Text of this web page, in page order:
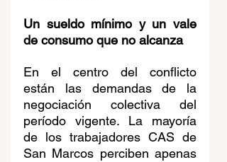
Un sueldo mínimo y un vale
de consumo que no alcanza
En el centro del conflicto
están las demandas de la
negociación colectiva del
período vigente. La mayoría
de los trabajadores CAS de
San Marcos perciben apenas